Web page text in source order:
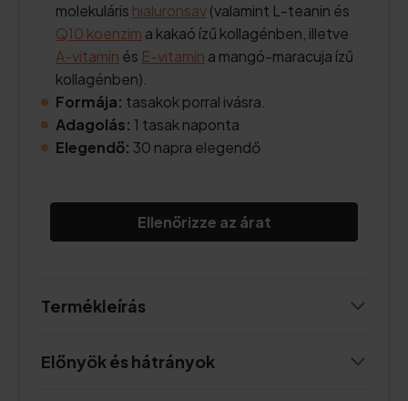
molekuláris hialuronsav(valamint L-teanin és
Q10 koenzim a kakaó ízű kollagénben, illetve
A-vitamin és E-vitamin a mangó-maracuja ízű
kollagénben).
Formája: tasakok porral ivásra.
Adagolás: 1 tasak naponta
Elegendő: 30 napra elegendő
Ellenőrizze az árat
Termékleírás
Előnyök és hátrányok